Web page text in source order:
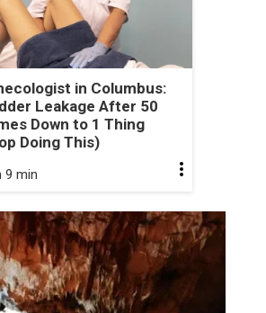
in Columbus:
Leakage After 50
Down to 1 Thing
Doing This)
9 min